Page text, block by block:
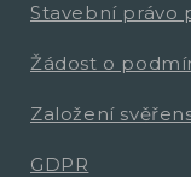
Stavební právo
Žádost o
Založení
GDPR